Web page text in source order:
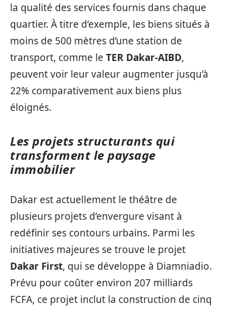
la qualité des services fournis dans chaque
quartier. À titre d’exemple, les biens situés à
moins de 500 mètres d’une station de
transport, comme le TER Dakar-AIBD,
peuvent voir leur valeur augmenter jusqu’à
22% comparativement aux biens plus
éloignés.
Les projets structurants qui
transforment le paysage
immobilier
Dakar est actuellement le théâtre de
plusieurs projets d’envergure visant à
redéfinir ses contours urbains. Parmi les
initiatives majeures se trouve le projet
Dakar First, qui se développe à Diamniadio.
Prévu pour coûter environ 207 milliards
FCFA, ce projet inclut la construction de cinq